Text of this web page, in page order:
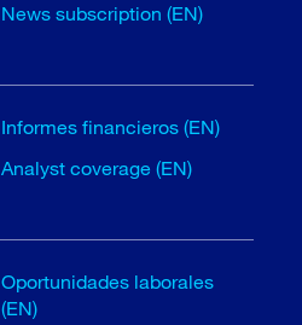
News subscription (EN)
Informes financieros (EN)
Analyst coverage (EN)
Oportunidades laborales
(EN)